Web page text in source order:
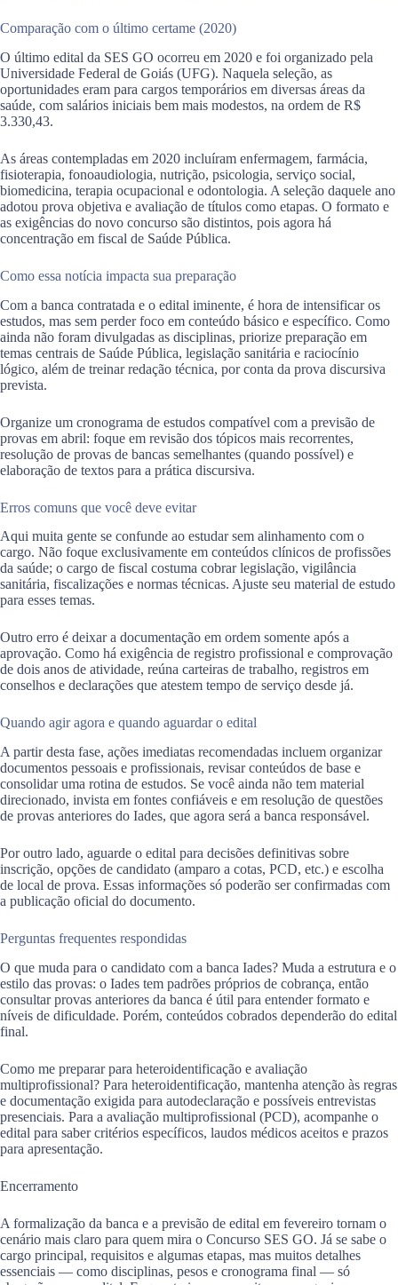
Comparação com o último certame (2020)
O último edital da SES GO ocorreu em 2020 e foi organizado pela
Universidade Federal de Goiás (UFG). Naquela seleção, as
oportunidades eram para cargos temporários em diversas áreas da
saúde, com salários iniciais bem mais modestos, na ordem de R$
3.330,43.
As áreas contempladas em 2020 incluíram enfermagem, farmácia,
fisioterapia, fonoaudiologia, nutrição, psicologia, serviço social,
biomedicina, terapia ocupacional e odontologia. A seleção daquele ano
adotou prova objetiva e avaliação de títulos como etapas. O formato e
as exigências do novo concurso são distintos, pois agora há
concentração em fiscal de Saúde Pública.
Como essa notícia impacta sua preparação
Com a banca contratada e o edital iminente, é hora de intensificar os
estudos, mas sem perder foco em conteúdo básico e específico. Como
ainda não foram divulgadas as disciplinas, priorize preparação em
temas centrais de Saúde Pública, legislação sanitária e raciocínio
lógico, além de treinar redação técnica, por conta da prova discursiva
prevista.
Organize um cronograma de estudos compatível com a previsão de
provas em abril: foque em revisão dos tópicos mais recorrentes,
resolução de provas de bancas semelhantes (quando possível) e
elaboração de textos para a prática discursiva.
Erros comuns que você deve evitar
Aqui muita gente se confunde ao estudar sem alinhamento com o
cargo. Não foque exclusivamente em conteúdos clínicos de profissões
da saúde; o cargo de fiscal costuma cobrar legislação, vigilância
sanitária, fiscalizações e normas técnicas. Ajuste seu material de estudo
para esses temas.
Outro erro é deixar a documentação em ordem somente após a
aprovação. Como há exigência de registro profissional e comprovação
de dois anos de atividade, reúna carteiras de trabalho, registros em
conselhos e declarações que atestem tempo de serviço desde já.
Quando agir agora e quando aguardar o edital
A partir desta fase, ações imediatas recomendadas incluem organizar
documentos pessoais e profissionais, revisar conteúdos de base e
consolidar uma rotina de estudos. Se você ainda não tem material
direcionado, invista em fontes confiáveis e em resolução de questões
de provas anteriores do Iades, que agora será a banca responsável.
Por outro lado, aguarde o edital para decisões definitivas sobre
inscrição, opções de candidato (amparo a cotas, PCD, etc.) e escolha
de local de prova. Essas informações só poderão ser confirmadas com
a publicação oficial do documento.
Perguntas frequentes respondidas
O que muda para o candidato com a banca Iades? Muda a estrutura e o
estilo das provas: o Iades tem padrões próprios de cobrança, então
consultar provas anteriores da banca é útil para entender formato e
níveis de dificuldade. Porém, conteúdos cobrados dependerão do edital
final.
Como me preparar para heteroidentificação e avaliação
multiprofissional? Para heteroidentificação, mantenha atenção às regras
e documentação exigida para autodeclaração e possíveis entrevistas
presenciais. Para a avaliação multiprofissional (PCD), acompanhe o
edital para saber critérios específicos, laudos médicos aceitos e prazos
para apresentação.
Encerramento
A formalização da banca e a previsão de edital em fevereiro tornam o
cenário mais claro para quem mira o Concurso SES GO. Já se sabe o
cargo principal, requisitos e algumas etapas, mas muitos detalhes
essenciais — como disciplinas, pesos e cronograma final — só